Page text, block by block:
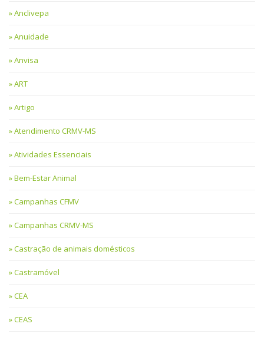
Anclivepa
Anuidade
Anvisa
ART
Artigo
Atendimento CRMV-MS
Atividades Essenciais
Bem-Estar Animal
Campanhas CFMV
Campanhas CRMV-MS
Castração de animais domésticos
Castramóvel
CEA
CEAS